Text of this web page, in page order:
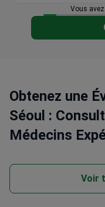
compétences
collaboration
Vous
Obtenez une
Séoul :
Médecins
Voir